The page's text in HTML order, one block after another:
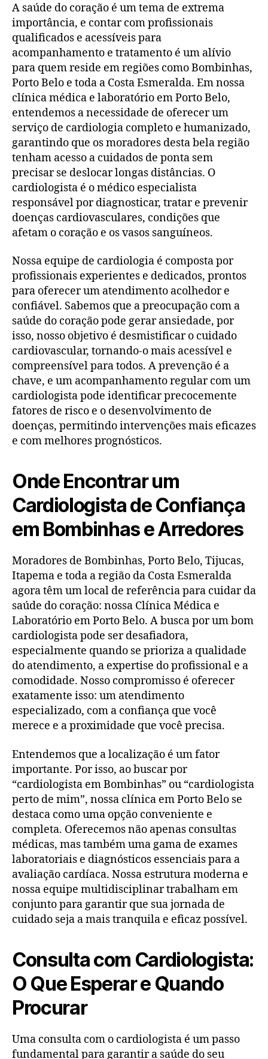
A saúde do coração é um tema de extrema
importância, e contar com profissionais
qualificados e acessíveis para
acompanhamento e tratamento é um alívio
para quem reside em regiões como Bombinhas,
Porto Belo e toda a Costa Esmeralda. Em nossa
clínica médica e laboratório em Porto Belo,
entendemos a necessidade de oferecer um
serviço de cardiologia completo e humanizado,
garantindo que os moradores desta bela região
tenham acesso a cuidados de ponta sem
precisar se deslocar longas distâncias. O
cardiologista é o médico especialista
responsável por diagnosticar, tratar e prevenir
doenças cardiovasculares, condições que
afetam o coração e os vasos sanguíneos.
Nossa equipe de cardiologia é composta por
profissionais experientes e dedicados, prontos
para oferecer um atendimento acolhedor e
confiável. Sabemos que a preocupação com a
saúde do coração pode gerar ansiedade, por
isso, nosso objetivo é desmistificar o cuidado
cardiovascular, tornando-o mais acessível e
compreensível para todos. A prevenção é a
chave, e um acompanhamento regular com um
cardiologista pode identificar precocemente
fatores de risco e o desenvolvimento de
doenças, permitindo intervenções mais eficazes
e com melhores prognósticos.
Onde Encontrar um
Cardiologista de Confiança
em Bombinhas e Arredores
Moradores de Bombinhas, Porto Belo, Tijucas,
Itapema e toda a região da Costa Esmeralda
agora têm um local de referência para cuidar da
saúde do coração: nossa Clínica Médica e
Laboratório em Porto Belo. A busca por um bom
cardiologista pode ser desafiadora,
especialmente quando se prioriza a qualidade
do atendimento, a expertise do profissional e a
comodidade. Nosso compromisso é oferecer
exatamente isso: um atendimento
especializado, com a confiança que você
merece e a proximidade que você precisa.
Entendemos que a localização é um fator
importante. Por isso, ao buscar por
“cardiologista em Bombinhas” ou “cardiologista
perto de mim”, nossa clínica em Porto Belo se
destaca como uma opção conveniente e
completa. Oferecemos não apenas consultas
médicas, mas também uma gama de exames
laboratoriais e diagnósticos essenciais para a
avaliação cardíaca. Nossa estrutura moderna e
nossa equipe multidisciplinar trabalham em
conjunto para garantir que sua jornada de
cuidado seja a mais tranquila e eficaz possível.
Consulta com Cardiologista:
O Que Esperar e Quando
Procurar
Uma consulta com o cardiologista é um passo
fundamental para garantir a saúde do seu